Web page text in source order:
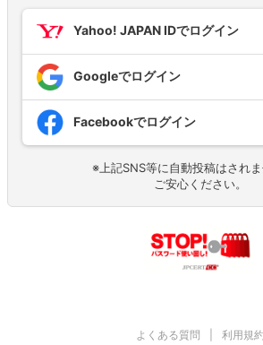
Yahoo! JAPAN IDでログイン
Googleでログイン
Facebookでログイン
※上記SNS等に自動投稿はされ
ご安心ください。
よくある質問 利用規約